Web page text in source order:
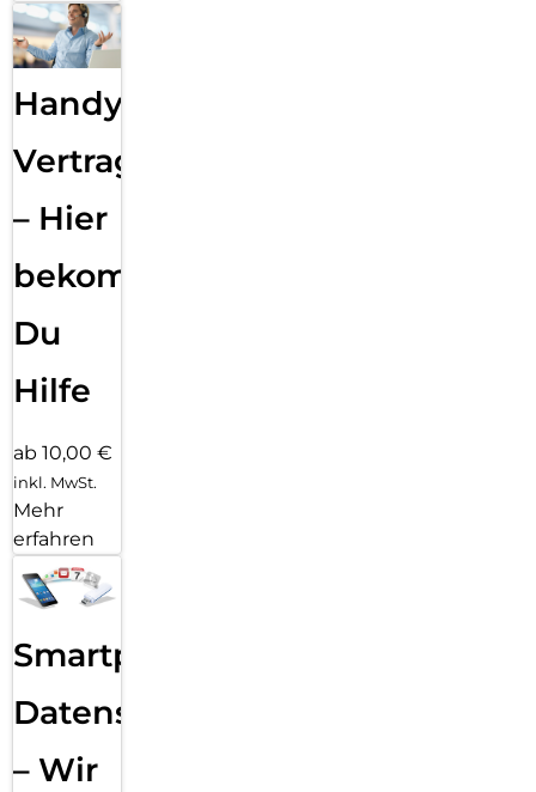
Handy
Vertragsabwicklung
– Hier
bekommst
Du
Hilfe
ab 10,00 €
inkl. MwSt.
Mehr
erfahren
Smartphone
Datensicherung
– Wir